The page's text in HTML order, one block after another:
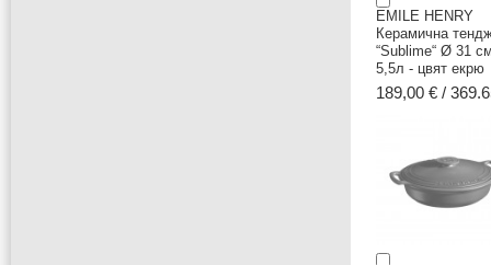
EMILE HENRY
Керамична
“Sublime“ Ø 31
5,5л - цвят екрю
189,00 € /